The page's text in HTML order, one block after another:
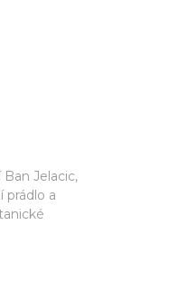
Jelacic,
prádlo a